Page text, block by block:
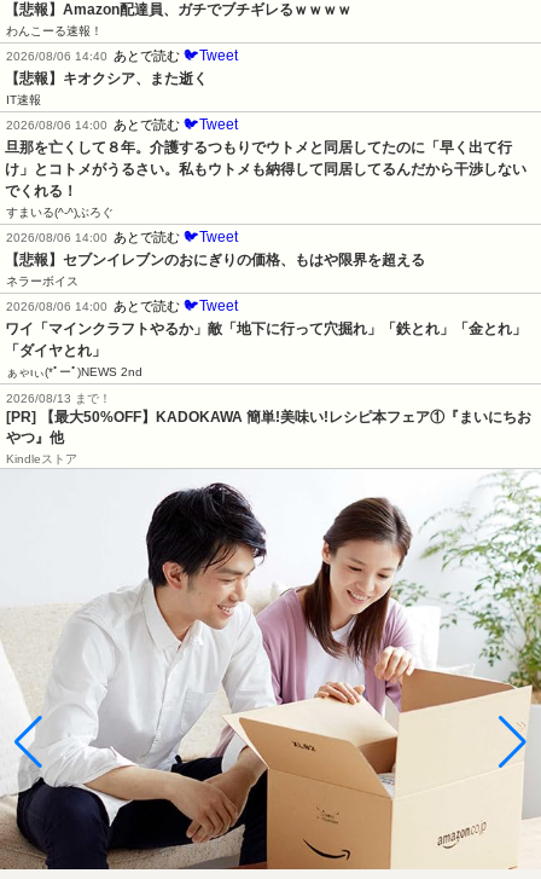
【悲報】Amazon配達員、ガチでブチギレるｗｗｗｗ
わんこーる速報！
2026/08/06 14:40
あとで読む 🐦Tweet
【悲報】キオクシア、また逝く
IT速報
2026/08/06 14:00
あとで読む 🐦Tweet
旦那を亡くして８年。介護するつもりでウトメと同居してたのに「早く出て行
け」とコトメがうるさい。私もウトメも納得して同居してるんだから干渉しない
でくれる！
すまいる(^-^)ぶろぐ
2026/08/06 14:00
あとで読む 🐦Tweet
【悲報】セブンイレブンのおにぎりの価格、もはや限界を超える
ネラーボイス
2026/08/06 14:00
あとで読む 🐦Tweet
ワイ「マインクラフトやるか」敵「地下に行って穴掘れ」「鉄とれ」「金とれ」
「ダイヤとれ」
ぁゃιぃ(*ﾟーﾟ)NEWS 2nd
2026/08/13 まで！
[PR] 【最大50%OFF】KADOKAWA 簡単!美味い!レシピ本フェア①『まいにちお
やつ』他
Kindleストア